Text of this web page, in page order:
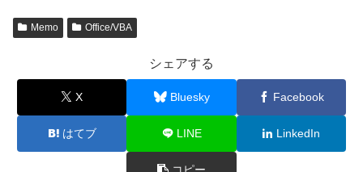
Memo Office/VBA
シェアする
X Bluesky Facebook
はてブ LINE LinkedIn